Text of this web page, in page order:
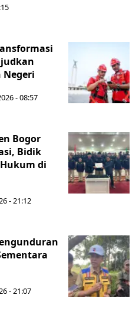
Negeri
- 08:57
Bogor
Bidik
di
- 21:12
- 21:07